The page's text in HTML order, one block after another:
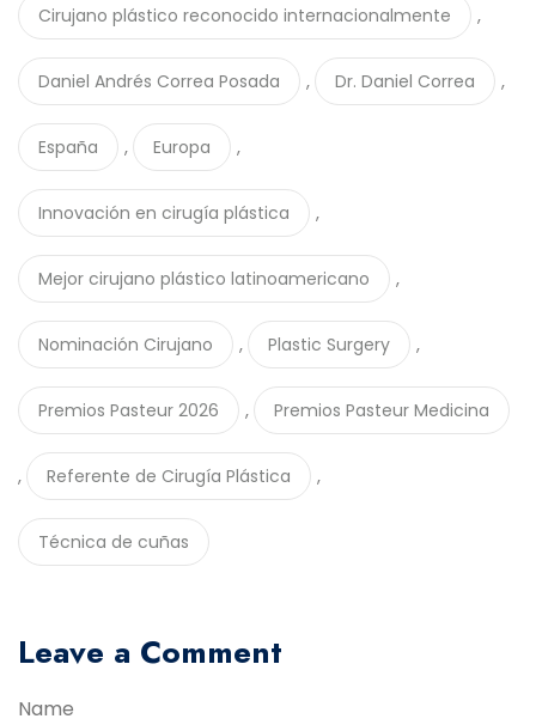
Cirujano plástico reconocido internacionalmente ,
Daniel Andrés Correa Posada , Dr. Daniel Correa ,
España , Europa ,
Innovación en cirugía plástica ,
Mejor cirujano plástico latinoamericano ,
Nominación Cirujano , Plastic Surgery ,
Premios Pasteur 2026 , Premios Pasteur Medicina
, Referente de Cirugía Plástica ,
Técnica de cuñas
Leave a Comment